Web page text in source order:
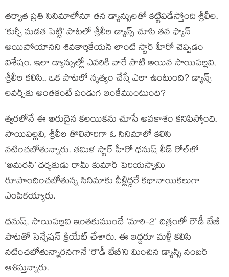
తర్వాత ప్రతి సినిమాలోనూ తన డ్యాన్సులతో కట్టిపడేస్తోంది శ్రీలీల.
‘కుర్చీ మడత పెట్టి’ పాటలో శ్రీలీల డ్యాన్స్ చూసి తన ఫ్యాన్
అయిపోయానని శివకార్తికేయన్ లాంటి స్టార్ హీరో చెప్పడం
విశేషం. ఇలా డ్యాన్సుల్లో ఎవరికి వారే సాటి అయిన సాయిపల్లవి,
శ్రీలీల కలిసి.. ఒక పాటలో నృత్యం చేస్తే ఎలా ఉంటుంది? డ్యాన్స్
లవర్స్‌కు అంతకంటే పండుగ ఇంకేముంటుంది?
త్వరలోనే ఈ అరుదైన కలయికను చూసే అవకాశం కనిపిస్తోంది.
సాయిపల్లవి, శ్రీలీల తొలిసారిగా ఓ సినిమాలో కలిసి
నటించబోతున్నారు. తమిళ స్టార్ హీరో ధనుష్ లీడ్ రోల్‌లో
‘అమరన్’ దర్శకుడు రామ్ కుమార్ పెరియస్వామి
రూపొందించబోతున్న సినిమాకు వీళ్లిద్దరే కథానాయికలుగా
ఎంపికయ్యారు.
ధనుష్, సాయిపల్లవి ఇంతకుముందే ‘మారి-2’ చిత్రంలో రౌడీ బేబీ
పాటతో సెన్సేషన్ క్రియేట్ చేశారు. ఈ ఇద్దరూ మళ్లీ కలిసి
నటించబోతున్నారనగానే ‘రౌడీ బేబీ’ని మించిన డ్యాన్స్ నంబర్
ఆశిస్తున్నారు.